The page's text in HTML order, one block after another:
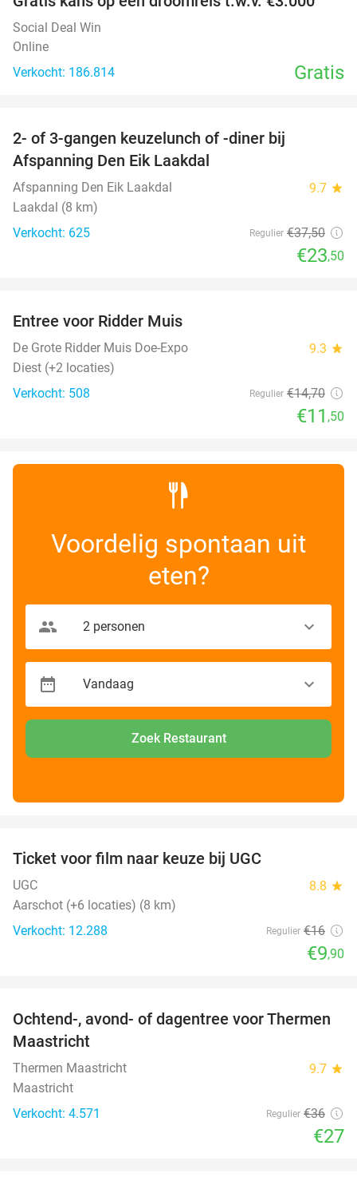
Social Deal Win
Online
Verkocht: 186.814
Gratis
2- of 3-gangen keuzelunch of -diner bij
Afspanning Den Eik Laakdal
Afspanning Den Eik Laakdal 9.7 star
Laakdal (8 km)
Verkocht: 625
Regulier €37,50
€23,50
Entree voor Ridder Muis
De Grote Ridder Muis Doe-Expo 9.3 star
Diest (+2 locaties)
Verkocht: 508
Regulier €14,70
€11 ,50
Voordelig spontaan uit
eten?
Zoek Restaurant
Ticket voor film naar keuze bij UGC
UGC 8.8 star
Aarschot (+6 locaties) (8 km)
Verkocht: 12.288
Regulier €16
€9,90
25%
Ochtend-, avond- of dagentree voor Thermen
Maastricht
Thermen Maastricht 9.7 star
Maastricht
Verkocht: 4.571
Regulier €36
€27